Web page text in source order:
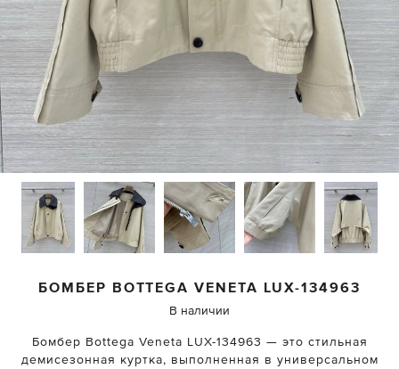
БОМБЕР BOTTEGA VENETA LUX-134963
В наличии
Бомбер Bottega Veneta LUX-134963 — это стильная
демисезонная куртка, выполненная в универсальном